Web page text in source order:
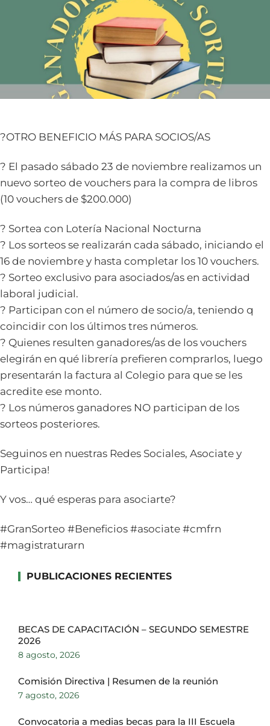
?OTRO BENEFICIO MÁS PARA SOCIOS/AS
? El pasado sábado 23 de noviembre realizamos un
nuevo sorteo de vouchers para la compra de libros
(10 vouchers de $200.000)
? Sortea con Lotería Nacional Nocturna
? Los sorteos se realizarán cada sábado, iniciando el
16 de noviembre y hasta completar los 10 vouchers.
? Sorteo exclusivo para asociados/as en actividad
laboral judicial.
? Participan con el número de socio/a, teniendo q
coincidir con los últimos tres números.
? Quienes resulten ganadores/as de los vouchers
elegirán en qué librería prefieren comprarlos, luego
presentarán la factura al Colegio para que se les
acredite ese monto.
? Los números ganadores NO participan de los
sorteos posteriores.
Seguinos en nuestras Redes Sociales, Asociate y
Participa!
Y vos… qué esperas para asociarte?
#GranSorteo #Beneficios #asociate #cmfrn
#magistraturarn
PUBLICACIONES RECIENTES
BECAS DE CAPACITACIÓN – SEGUNDO SEMESTRE
2026
8 agosto, 2026
Comisión Directiva | Resumen de la reunión
7 agosto, 2026
Convocatoria a medias becas para la III Escuela